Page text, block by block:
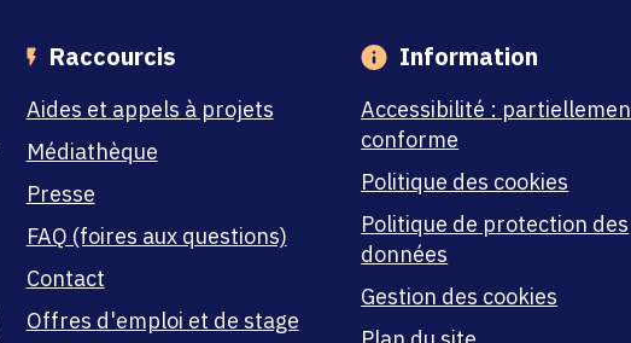
Raccourcis
Aides et appels à projets
Médiathèque
Presse
FAQ (foires aux questions)
Contact
Offres d'emploi et de stage
Information
Accessibilité :
conforme
Politique des cookies
Politique de protection des
données
Gestion des cookies